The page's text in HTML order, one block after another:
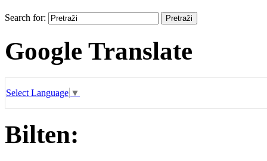
Search for:
Google Translate
Select Language ▼
Bilten: